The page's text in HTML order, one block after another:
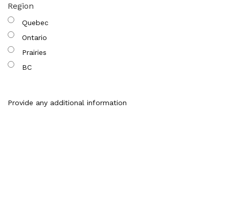
Region
Quebec
Ontario
Prairies
BC
Provide any additional information